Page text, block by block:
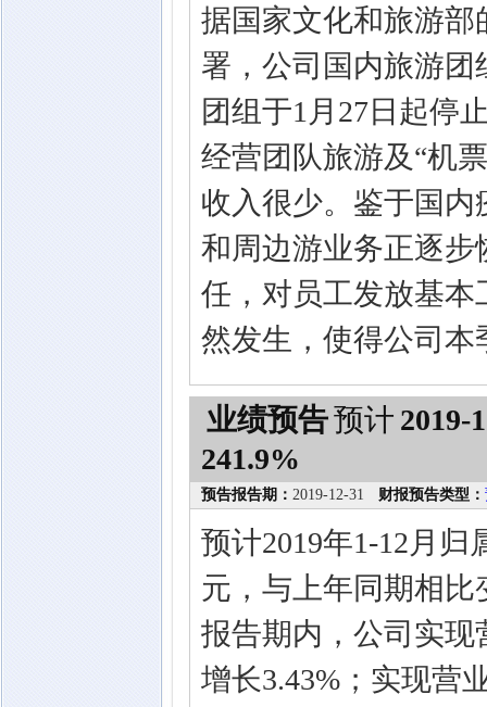
据国家文化和旅游
署，公司国内旅游团
团组于1月27日起停
经营团队旅游及“机
收入很少。鉴于国
和周边游业务正逐步
任，对员工发放基
然发生，使得公司
业绩预告预计 2019-
241.9%
预告报告期： 2019-12-31 财报预告类型：
预计2019年1-12月归
元，与上年同期相比
报告期内，公司实现
增长3.43%；实现营